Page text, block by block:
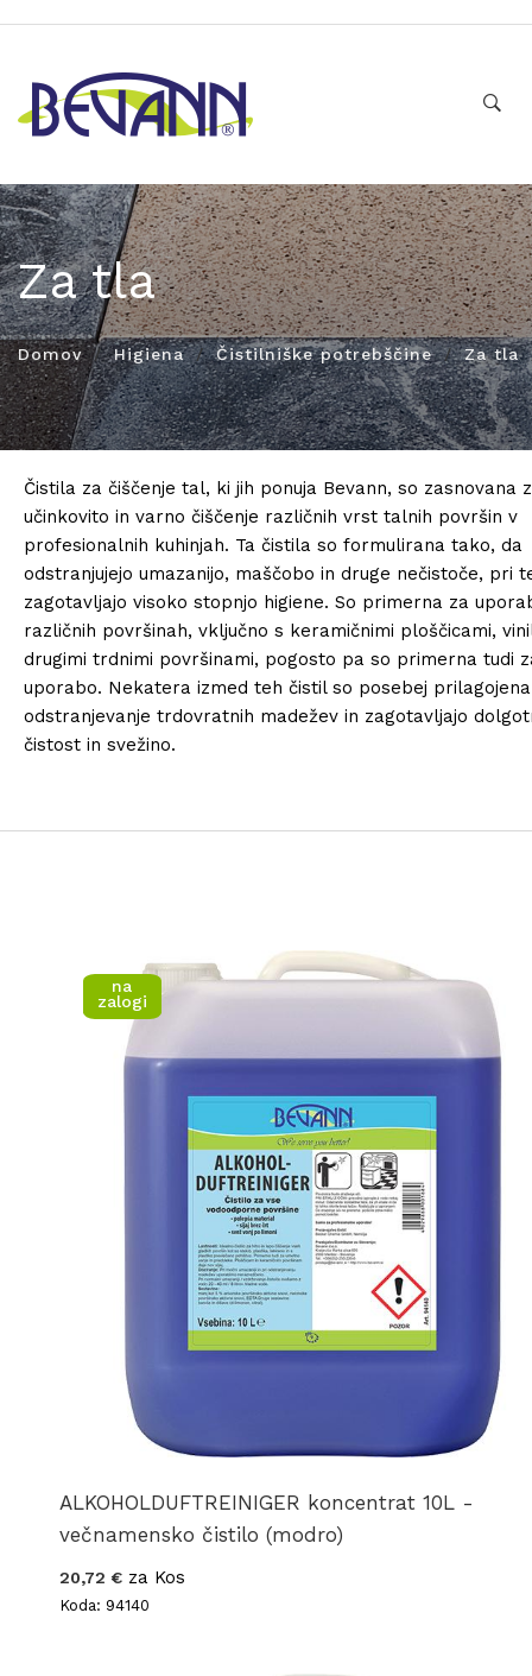
Za tla
Domov Higiena Čistilniške potrebščine Za tla
Čistila za čiščenje tal, ki jih ponuja Bevann, so zasnovana
učinkovito in varno čiščenje različnih vrst talnih površin v
profesionalnih kuhinjah. Ta čistila so formulirana tako, da
odstranjujejo umazanijo, maščobo in druge nečistoče, pri
zagotavljajo visoko stopnjo higiene. So primerna za
različnih površinah, vključno s keramičnimi ploščicami,
drugimi trdnimi površinami, pogosto pa so primerna tudi
uporabo. Nekatera izmed teh čistil so posebej
odstranjevanje trdovratnih madežev in zagotavljajo
čistost in svežino.
na
zalogi
ALKOHOLDUFTREINIGER koncentrat 10L -
večnamensko čistilo (modro)
20,72 € za Kos
Koda: 94140